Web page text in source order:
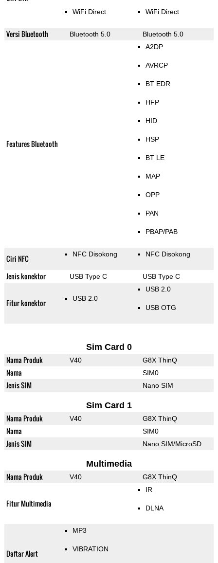
WiFi Direct WiFi Direct
Versi Bluetooth Bluetooth 5.0 Bluetooth 5.0
Features Bluetooth
A2DP
AVRCP
BT EDR
HFP
HID
HSP
BT LE
MAP
OPP
PAN
PBAP/PAB
Ciri NFC NFC Disokong NFC Disokong
Jenis konektor USB Type C USB Type C
Fitur konektor USB 2.0
USB 2.0
USB OTG
Sim Card 0
Nama Produk V40 G8X ThinQ
Nama SIM0
Jenis SIM Nano SIM
Sim Card 1
Nama Produk V40 G8X ThinQ
Nama SIM0
Jenis SIM Nano SIM/MicroSD
Multimedia
Nama Produk V40 G8X ThinQ
Fitur Multimedia
IR
DLNA
Daftar Alert
MP3
VIBRATION